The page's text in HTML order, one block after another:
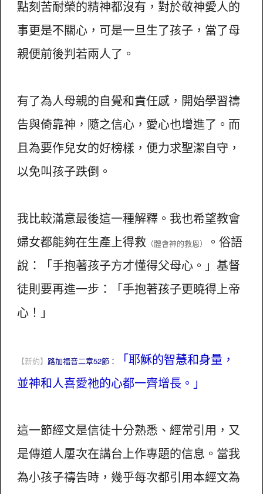
點刻苦耐榮的精神都沒有，對於敬神愛人的
事更是不關心，可是一旦生了孩子，當了母
親便前後判若兩人了。
有了為人母親的自覺和責任感，開始學習禱
告與倚靠神，隨之信心，愛心也增進了。而
且為要作兒女的好榜樣，便力求聖潔自守，
以免叫孩子跌倒。
我比較滿意最後這一種解釋。我也希望教會
婦女都能夠在生產上得救 （體會神的救恩）
。俗語
說：「手抱著孩子方才懂得父母心。」基督
徒則要再進一步：「手抱著孩子更曉得上帝
心！」
【新約】 路加福音二章52節：
「耶穌的智慧和身量，
並神和人喜愛祂的心都一齊增長。」
這一節經文是信徒十分熟悉、經常引用，又
是傳道人屢次在講台上作專題的信息。當我
為小孩子禱告時，幾乎每次都引用本經文為